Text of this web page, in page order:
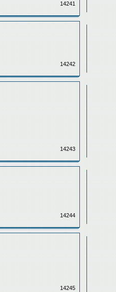
14241
14242
14243
14244
14245